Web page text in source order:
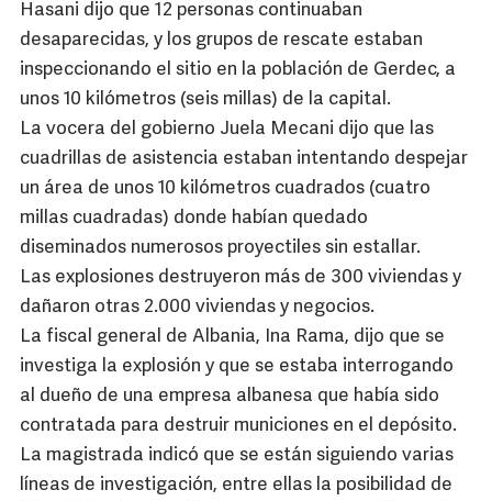
Hasani dijo que 12 personas continuaban
desaparecidas, y los grupos de rescate estaban
inspeccionando el sitio en la población de Gerdec, a
unos 10 kilómetros (seis millas) de la capital.
La vocera del gobierno Juela Mecani dijo que las
cuadrillas de asistencia estaban intentando despejar
un área de unos 10 kilómetros cuadrados (cuatro
millas cuadradas) donde habían quedado
diseminados numerosos proyectiles sin estallar.
Las explosiones destruyeron más de 300 viviendas y
dañaron otras 2.000 viviendas y negocios.
La fiscal general de Albania, Ina Rama, dijo que se
investiga la explosión y que se estaba interrogando
al dueño de una empresa albanesa que había sido
contratada para destruir municiones en el depósito.
La magistrada indicó que se están siguiendo varias
líneas de investigación, entre ellas la posibilidad de